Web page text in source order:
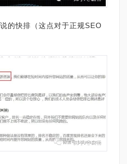
的快排（这点对于正规SEO